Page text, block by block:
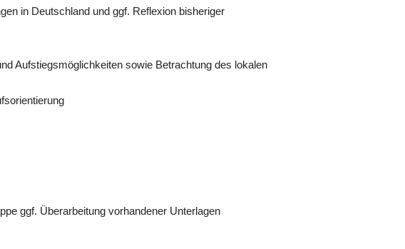
in Deutschland und ggf. Reflexion bisheriger
Aufstiegsmöglichkeiten sowie Betrachtung des lokalen
ggf. Überarbeitung vorhandener Unterlagen